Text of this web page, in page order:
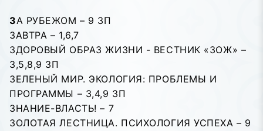
ЗА РУБЕЖОМ – 9 ЗП
ЗАВТРА – 1,6,7
ЗДОРОВЫЙ ОБРАЗ ЖИЗНИ - ВЕСТНИК «ЗОЖ» –
3,5,8,9 ЗП
ЗЕЛЕНЫЙ МИР. ЭКОЛОГИЯ: ПРОБЛЕМЫ И
ПРОГРАММЫ – 3,4,9 ЗП
ЗНАНИЕ-ВЛАСТЬ! – 7
ЗОЛОТАЯ ЛЕСТНИЦА. ПСИХОЛОГИЯ УСПЕХА – 9